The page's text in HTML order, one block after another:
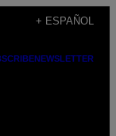
+ ESPAÑOL
NEWSLETTER